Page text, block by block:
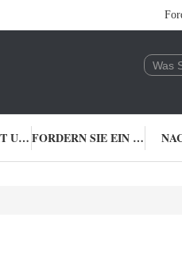
TRETEN SIE MIT UNS IN VERBINDUNG FORDERN SIE EIN ZITAT